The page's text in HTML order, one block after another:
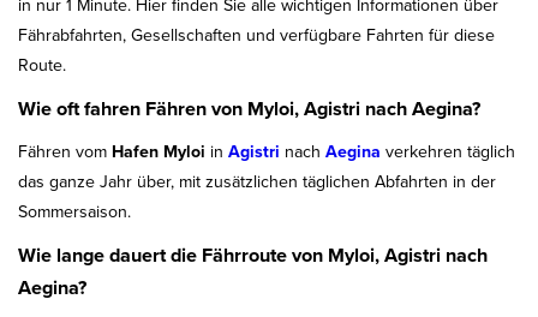
in nur 1 Minute. Hier finden Sie alle wichtigen Informationen über
Fährabfahrten, Gesellschaften und verfügbare Fahrten für diese
Route.
Wie oft fahren Fähren von Myloi, Agistri nach Aegina?
Fähren vom Hafen Myloi in Agistri nach Aegina verkehren täglich
das ganze Jahr über, mit zusätzlichen täglichen Abfahrten in der
Sommersaison.
Wie lange dauert die Fährroute von Myloi, Agistri nach
Aegina?